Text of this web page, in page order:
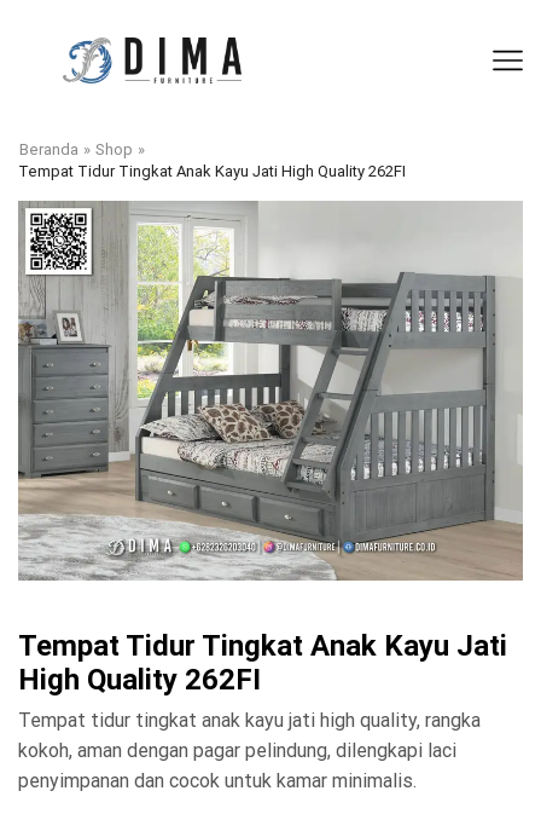
Beranda » Shop »
Tempat Tidur Tingkat Anak Kayu Jati High Quality 262FI
Tempat Tidur Tingkat Anak Kayu Jati
High Quality 262FI
Tempat tidur tingkat anak kayu jati high quality, rangka
kokoh, aman dengan pagar pelindung, dilengkapi laci
penyimpanan dan cocok untuk kamar minimalis.